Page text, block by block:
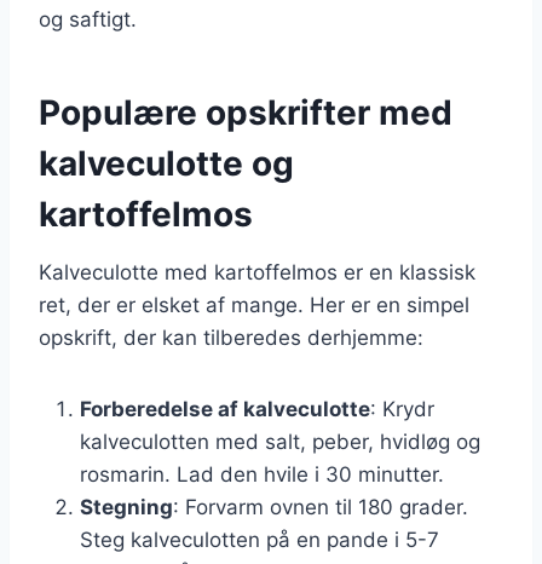
og saftigt.
Populære opskrifter med
kalveculotte og
kartoffelmos
Kalveculotte med kartoffelmos er en klassisk
ret, der er elsket af mange. Her er en simpel
opskrift, der kan tilberedes derhjemme:
Forberedelse af kalveculotte: Krydr
kalveculotten med salt, peber, hvidløg og
rosmarin. Lad den hvile i 30 minutter.
Stegning: Forvarm ovnen til 180 grader.
Steg kalveculotten på en pande i 5-7